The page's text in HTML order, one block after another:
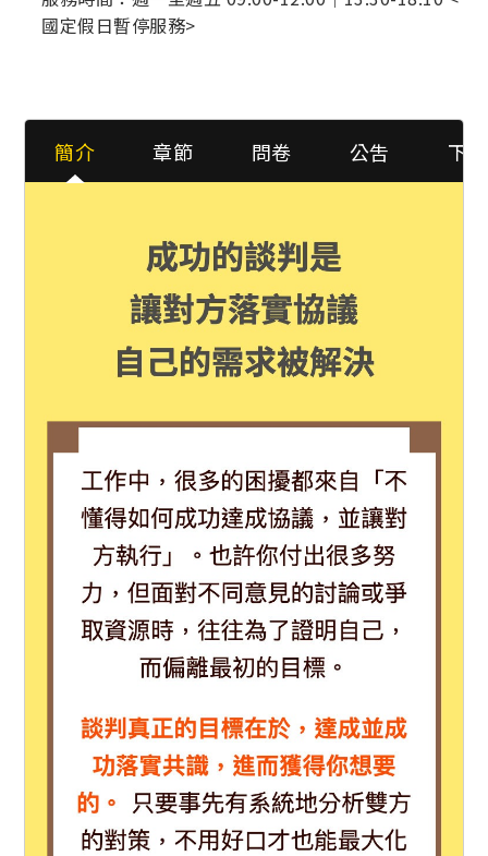
國定假日暫停服務>
簡介 章節 問卷 公吿 下載